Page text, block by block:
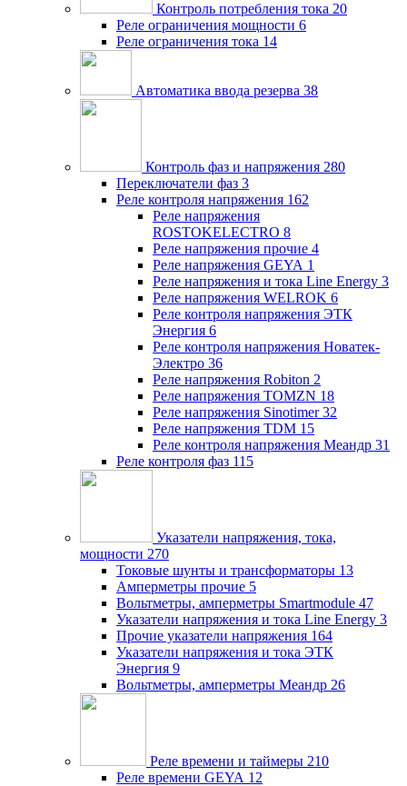
Контроль потребления тока 20
Реле ограничения мощности 6
Реле ограничения тока 14
Автоматика ввода резерва 38
Контроль фаз и напряжения 280
Переключатели фаз 3
Реле контроля напряжения 162
Реле напряжения
ROSTOKELECTRO 8
Реле напряжения прочие 4
Реле напряжения GEYA 1
Реле напряжения и тока Line Energy 3
Реле напряжения WELROK 6
Реле контроля напряжения ЭТК
Энергия 6
Реле контроля напряжения Новатек-
Электро 36
Реле напряжения Robiton 2
Реле напряжения TOMZN 18
Реле напряжения Sinotimer 32
Реле напряжения TDM 15
Реле контроля напряжения Меандр 31
Реле контроля фаз 115
Указатели напряжения, тока,
мощности 270
Токовые шунты и трансформаторы 13
Амперметры прочие 5
Вольтметры, амперметры Smartmodule 47
Указатели напряжения и тока Line Energy 3
Прочие указатели напряжения 164
Указатели напряжения и тока ЭТК
Энергия 9
Вольтметры, амперметры Меандр 26
Реле времени и таймеры 210
Реле времени GEYA 12